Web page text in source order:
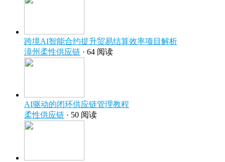
跨境AI智能合约提升贸易结算效率项目解析
漳州柔性供应链 · 64 阅读
AI驱动的闭环供应链管理教程
柔性供应链 · 50 阅读